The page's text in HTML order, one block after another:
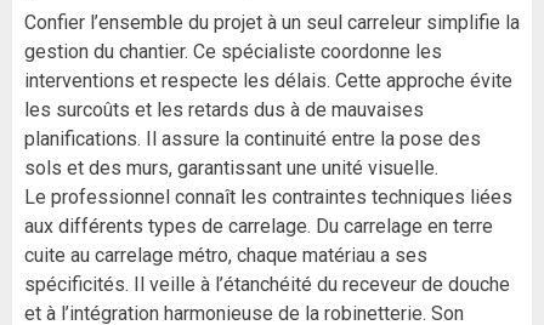
Confier l’ensemble du projet à un seul carreleur simplifie la
gestion du chantier. Ce spécialiste coordonne les
interventions et respecte les délais. Cette approche évite
les surcoûts et les retards dus à de mauvaises
planifications. Il assure la continuité entre la pose des
sols et des murs, garantissant une unité visuelle.
Le professionnel connaît les contraintes techniques liées
aux différents types de carrelage. Du carrelage en terre
cuite au carrelage métro, chaque matériau a ses
spécificités. Il veille à l’étanchéité du receveur de douche
et à l’intégration harmonieuse de la robinetterie. Son